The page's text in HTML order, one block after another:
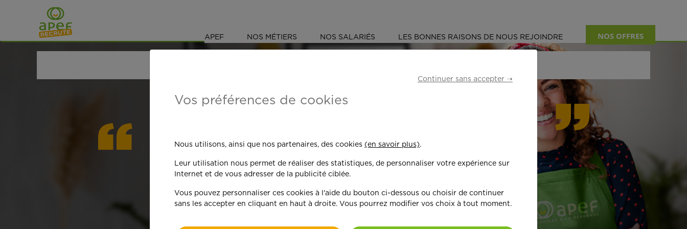
Navigation
Saut au contenu
APEF NOS MÉTIERS NOS SALARIÉS LES BONNES RAISONS DE NOUS REJOINDRE NOS OFFRES
On est toujours plus performant
quand on y met du cœur !
Continuer sans accepter ➝
Vos préférences de cookies
Nous utilisons, ainsi que nos partenaires, des cookies (en savoir plus).
Leur utilisation nous permet de réaliser des statistiques, de personnaliser votre expérience sur
Internet et de vous adresser de la publicité ciblée.
Vous pouvez personnaliser ces cookies à l'aide du bouton ci-dessous ou choisir de continuer
sans les accepter en cliquant en haut à droite. Vous pourrez modifier vos choix à tout moment.